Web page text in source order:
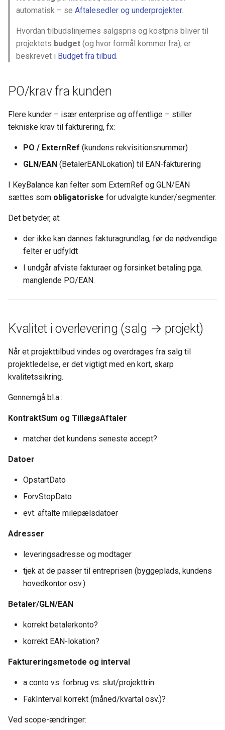
automatisk – se Aftalesedler og underprojekter.
Hvordan tilbudslinjernes salgspris og kostpris bliver til
projektets budget (og hvor formål kommer fra), er
beskrevet i Budget fra tilbud
PO/krav fra kunden
Flere kunder – især enterprise og offentlige – stiller
tekniske krav til fakturering, fx:
PO / ExternRef (kundens rekvisitionsnummer)
GLN/EAN (BetalerEANLokation) til EAN-fakturering
I KeyBalance kan felter som ExternRef og GLN/EAN
sættes som obligatoriske for udvalgte kunder/segmenter.
Det betyder, at:
der ikke kan dannes fakturagrundlag, før de nødvendige
felter er udfyldt
I undgår afviste fakturaer og forsinket betaling pga.
manglende PO/EAN.
Kvalitet i overlevering (salg → projekt)
Når et projekttilbud vindes og overdrages fra salg til
projektledelse, er det vigtigt med en kort, skarp
kvalitetssikring.
Gennemgå bl.a.:
KontraktSum og TillægsAftaler
matcher det kundens seneste accept?
Datoer
OpstartDato
ForvStopDato
evt. aftalte milepælsdatoer
Adresser
leveringsadresse og modtager
tjek at de passer til entreprisen (byggeplads, kundens
hovedkontor osv.).
Betaler/GLN/EAN
korrekt betalerkonto?
korrekt EAN-lokation?
Faktureringsmetode og interval
a conto vs. forbrug vs. slut/projekttrin
FakInterval korrekt (måned/kvartal osv.)?
Ved scope-ændringer: